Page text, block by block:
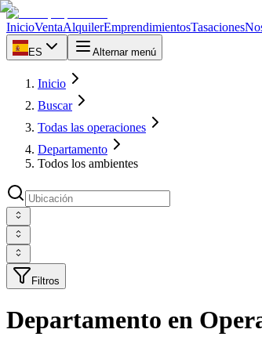
InicioVentaAlquilerEmprendimientosTasaciones
ES Alternar menú
Inicio
Buscar
Todas las operaciones
Departamento
Todos los ambientes
Filtros
Departamento en